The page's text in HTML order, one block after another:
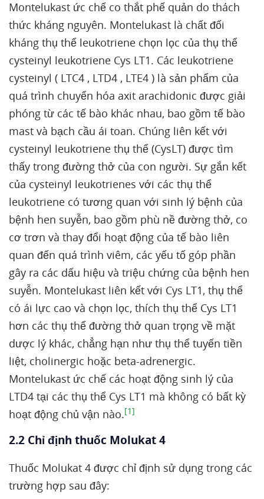
Montelukast ức chế co thắt phế quản do thách
thức kháng nguyên. Montelukast là chất đối
kháng thụ thể leukotriene chọn lọc của thụ thể
cysteinyl leukotriene Cys LT1. Các leukotriene
cysteinyl ( LTC4 , LTD4 , LTE4 ) là sản phẩm của
quá trình chuyển hóa axit arachidonic được giải
phóng từ các tế bào khác nhau, bao gồm tế bào
mast và bạch cầu ái toan. Chúng liên kết với
cysteinyl leukotriene thụ thể (CysLT) được tìm
thấy trong đường thở của con người. Sự gắn kết
của cysteinyl leukotrienes với các thụ thể
leukotriene có tương quan với sinh lý bệnh của
bệnh hen suyễn, bao gồm phù nề đường thở, co
cơ trơn và thay đổi hoạt động của tế bào liên
quan đến quá trình viêm, các yếu tố góp phần
gây ra các dấu hiệu và triệu chứng của bệnh hen
suyễn. Montelukast liên kết với Cys LT1, thụ thể
có ái lực cao và chọn lọc, thích thụ thể Cys LT1
hơn các thụ thể đường thở quan trọng về mặt
dược lý khác, chẳng hạn như thụ thể tuyến tiền
liệt, cholinergic hoặc beta-adrenergic.
Montelukast ức chế các hoạt động sinh lý của
LTD4 tại các thụ thể Cys LT1 mà không có bất kỳ
hoạt động chủ vận nào.[1]
2.2 Chỉ định thuốc Molukat 4
Thuốc Molukat 4 được chỉ định sử dụng trong các
trường hợp sau đây: